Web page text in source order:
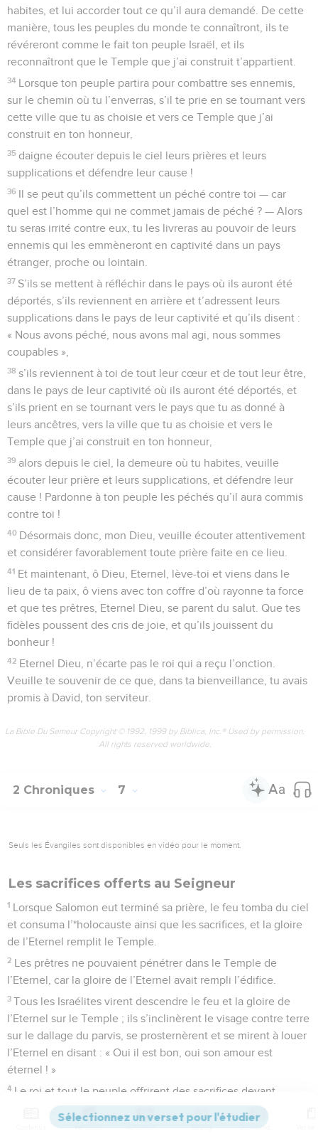
habites, et lui accorder tout ce qu’il aura demandé. De cette
manière, tous les peuples du monde te connaîtront, ils te
révéreront comme le fait ton peuple Israël, et ils
reconnaîtront que le Temple que j’ai construit t’appartient.
34 Lorsque ton peuple partira pour combattre ses ennemis,
sur le chemin où tu l’enverras, s’il te prie en se tournant vers
cette ville que tu as choisie et vers ce Temple que j’ai
construit en ton honneur,
35 daigne écouter depuis le ciel leurs prières et leurs
supplications et défendre leur cause !
36 Il se peut qu’ils commettent un péché contre toi — car
quel est l’homme qui ne commet jamais de péché ? — Alors
tu seras irrité contre eux, tu les livreras au pouvoir de leurs
ennemis qui les emmèneront en captivité dans un pays
étranger, proche ou lointain.
37 S’ils se mettent à réfléchir dans le pays où ils auront été
déportés, s’ils reviennent en arrière et t’adressent leurs
supplications dans le pays de leur captivité et qu’ils disent :
« Nous avons péché, nous avons mal agi, nous sommes
coupables »,
38 s’ils reviennent à toi de tout leur cœur et de tout leur être,
dans le pays de leur captivité où ils auront été déportés, et
s’ils prient en se tournant vers le pays que tu as donné à
leurs ancêtres, vers la ville que tu as choisie et vers le
Temple que j’ai construit en ton honneur,
39 alors depuis le ciel, la demeure où tu habites, veuille
écouter leur prière et leurs supplications, et défendre leur
cause ! Pardonne à ton peuple les péchés qu’il aura commis
contre toi !
40 Désormais donc, mon Dieu, veuille écouter attentivement
et considérer favorablement toute prière faite en ce lieu.
41 Et maintenant, ô Dieu, Eternel, lève-toi et viens dans le
lieu de ta paix, ô viens avec ton coffre d’où rayonne ta force
et que tes prêtres, Eternel Dieu, se parent du salut. Que tes
fidèles poussent des cris de joie, et qu’ils jouissent du
bonheur !
42 Eternel Dieu, n’écarte pas le roi qui a reçu l’onction.
Veuille te souvenir de ce que, dans ta bienveillance, tu avais
promis à David, ton serviteur.
La Bible Du Semeur Copyright © 1992, 1999 by Biblica, Inc.® Used by permission.
All rights reserved worldwide.
2 Chroniques 7
Seuls les Évangiles sont disponibles en vidéo pour le moment.
Les sacrifices offerts au Seigneur
1 Lorsque Salomon eut terminé sa prière, le feu tomba du ciel
et consuma l’*holocauste ainsi que les sacrifices, et la gloire
de l’Eternel remplit le Temple.
2 Les prêtres ne pouvaient pénétrer dans le Temple de
l’Eternel, car la gloire de l’Eternel avait rempli l’édifice.
3 Tous les Israélites virent descendre le feu et la gloire de
l’Eternel sur le Temple ; ils s’inclinèrent le visage contre terre
sur le dallage du parvis, se prosternèrent et se mirent à louer
l’Eternel en disant : « Oui il est bon, oui son amour est
éternel ! »
4 Le roi et tout le peuple offrirent des sacrifices devant
Le roi Salomon offrit en sacrifice 22 000 bœufs et 120 000
Versions Commentaires Strong